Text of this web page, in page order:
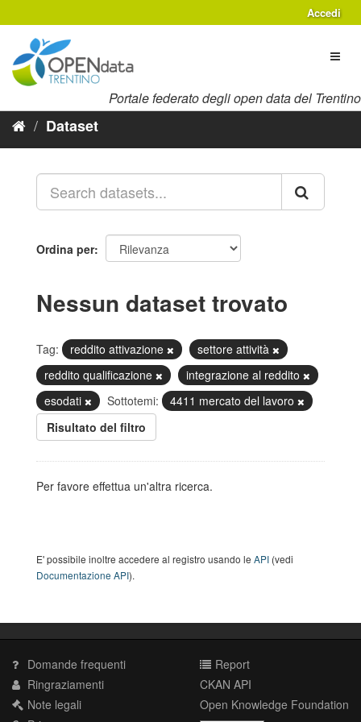
al
contenuto
Accedi
Portale federato degli open data del Trentino
Dataset
Ordina per
Nessun dataset trovato
Tag: reddito attivazione
settore attività
reddito qualificazione
integrazione al reddito
esodati
Sottotemi:
4411 mercato del lavoro
Risultato del filtro
Per favore effettua un'altra ricerca.
E' possibile inoltre accedere al registro usando le API (vedi
Documentazione API).
Domande frequenti
Ringraziamenti
Note legali
Report
CKAN API
Open Knowledge Foundation